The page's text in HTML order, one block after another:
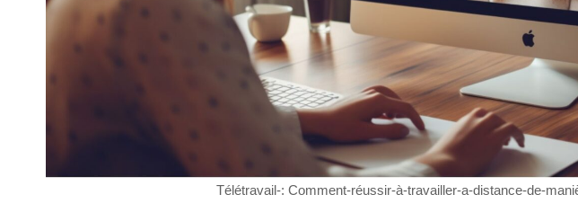
Télétravail-: Comment-réussir-à-travailler-a-distance-de-